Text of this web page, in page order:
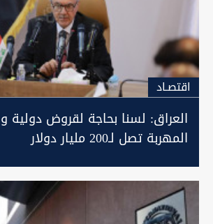
اقتصـاد
العراق: لسنا بحاجة لقروض دولية
المهربة تصل لـ200 مليار دولار